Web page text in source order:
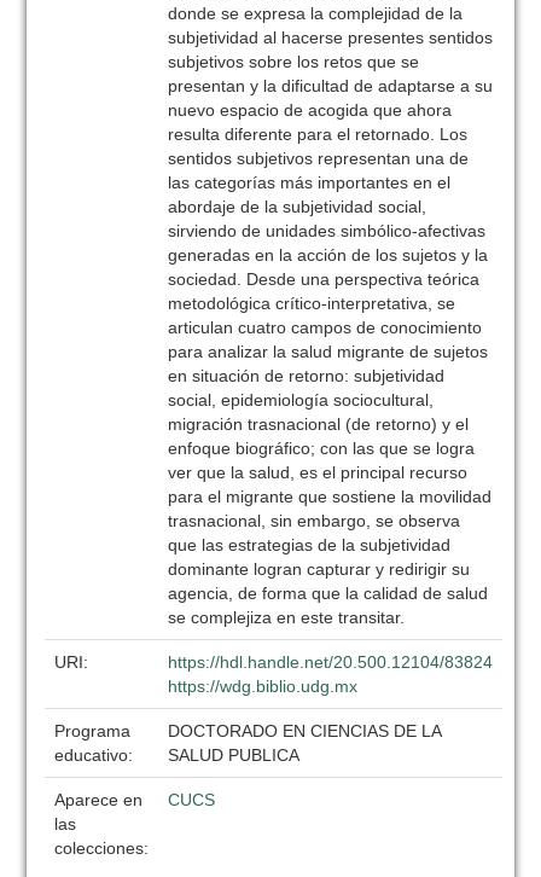
donde se expresa la complejidad de la
subjetividad al hacerse presentes sentidos
subjetivos sobre los retos que se
presentan y la dificultad de adaptarse a su
nuevo espacio de acogida que ahora
resulta diferente para el retornado. Los
sentidos subjetivos representan una de
las categorías más importantes en el
abordaje de la subjetividad social,
sirviendo de unidades simbólico-afectivas
generadas en la acción de los sujetos y la
sociedad. Desde una perspectiva teórica
metodológica crítico-interpretativa, se
articulan cuatro campos de conocimiento
para analizar la salud migrante de sujetos
en situación de retorno: subjetividad
social, epidemiología sociocultural,
migración trasnacional (de retorno) y el
enfoque biográfico; con las que se logra
ver que la salud, es el principal recurso
para el migrante que sostiene la movilidad
trasnacional, sin embargo, se observa
que las estrategias de la subjetividad
dominante logran capturar y redirigir su
agencia, de forma que la calidad de salud
se complejiza en este transitar.
URI:
https://hdl.handle.net/20.500.12104/83824
https://wdg.biblio.udg.mx
Programa
educativo:
DOCTORADO EN CIENCIAS DE LA
SALUD PUBLICA
Aparece en
las
colecciones:
CUCS